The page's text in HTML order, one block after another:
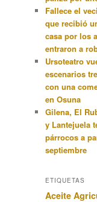
Fallece el
que recibió
casa por los
entraron a
Ursoteatro
escenarios
con una
en Osuna
Gilena, El
y Lantejuela
párrocos a
septiembre
ETIQUETAS
Aceite